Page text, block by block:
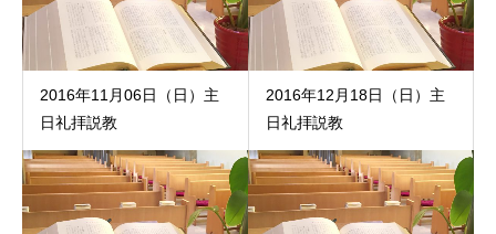
2016年11月06日（日）主
日礼拝説教
2016年12月18日（日）主
日礼拝説教